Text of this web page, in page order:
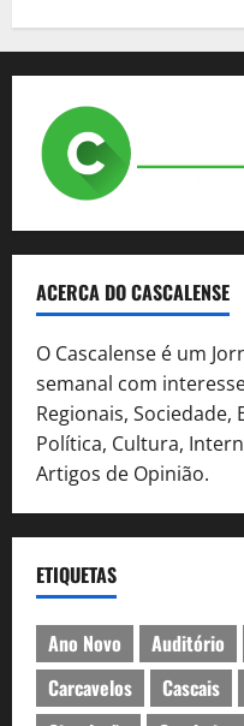
ACERCA DO CASCALENSE
O Cascalense é um
semanal com
Regionais, Sociedade,
Política, Cultura,
Artigos de Opinião.
ETIQUETAS
Ano Novo Auditório
Carcavelos
Cascais